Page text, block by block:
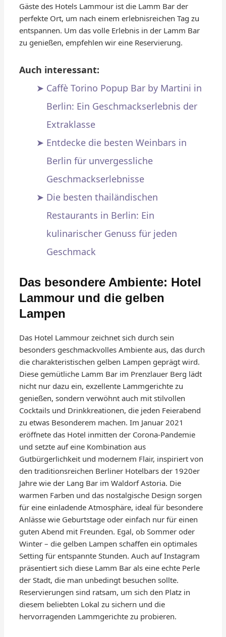
Gäste des Hotels Lammour ist die Lamm Bar der
perfekte Ort, um nach einem erlebnisreichen Tag zu
entspannen. Um das volle Erlebnis in der Lamm Bar
zu genießen, empfehlen wir eine Reservierung.
Auch interessant:
Caffè Torino Popup Bar by Martini in
Berlin: Ein Geschmackserlebnis der
Extraklasse
Entdecke die besten Weinbars in
Berlin für unvergessliche
Geschmackserlebnisse
Die besten thailändischen
Restaurants in Berlin: Ein
kulinarischer Genuss für jeden
Geschmack
Das besondere Ambiente: Hotel
Lammour und die gelben
Lampen
Das Hotel Lammour zeichnet sich durch sein
besonders geschmackvolles Ambiente aus, das durch
die charakteristischen gelben Lampen geprägt wird.
Diese gemütliche Lamm Bar im Prenzlauer Berg lädt
nicht nur dazu ein, exzellente Lammgerichte zu
genießen, sondern verwöhnt auch mit stilvollen
Cocktails und Drinkkreationen, die jeden Feierabend
zu etwas Besonderem machen. Im Januar 2021
eröffnete das Hotel inmitten der Corona-Pandemie
und setzte auf eine Kombination aus
Gutbürgerlichkeit und modernem Flair, inspiriert von
den traditionsreichen Berliner Hotelbars der 1920er
Jahre wie der Lang Bar im Waldorf Astoria. Die
warmen Farben und das nostalgische Design sorgen
für eine einladende Atmosphäre, ideal für besondere
Anlässe wie Geburtstage oder einfach nur für einen
guten Abend mit Freunden. Egal, ob Sommer oder
Winter – die gelben Lampen schaffen ein optimales
Setting für entspannte Stunden. Auch auf Instagram
präsentiert sich diese Lamm Bar als eine echte Perle
der Stadt, die man unbedingt besuchen sollte.
Reservierungen sind ratsam, um sich den Platz in
diesem beliebten Lokal zu sichern und die
hervorragenden Lammgerichte zu probieren.